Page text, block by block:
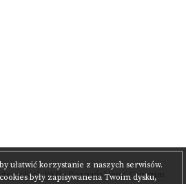
ułatwić korzystanie z naszych serwisów.
były zapisywanena Twoim dysku,
PANiPoznańskiego Centrum